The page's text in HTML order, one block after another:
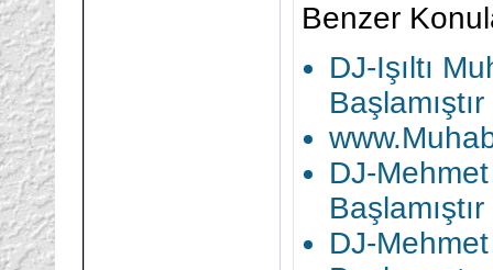
Benzer
DJ-Işıltı
Başlamıştır
DJ-
Başlamıştır
DJ-